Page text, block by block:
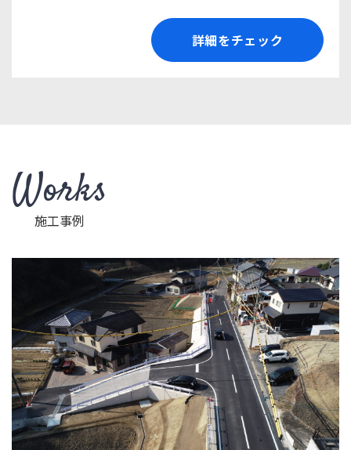
詳細をチェック
Works
施工事例